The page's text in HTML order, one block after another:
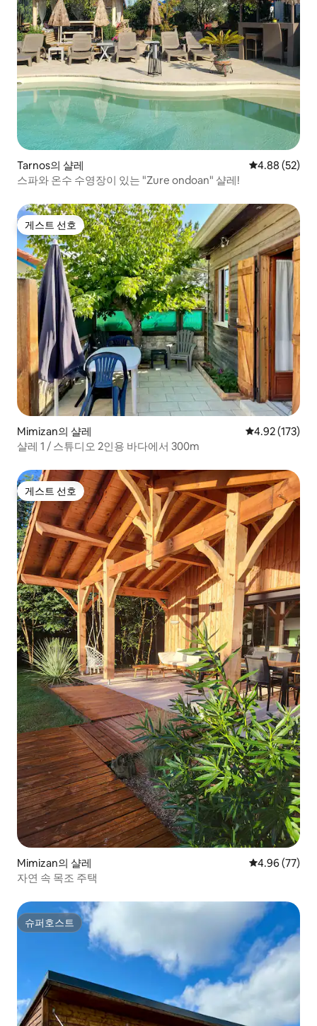
Tarnos의 샬레 평점 4.88점(5
4.88 (52)
스파와 온수 수영장이 있는 "Zure ondoan" 샬레!
게스트 선호
게스트 선호
Mimizan의 샬레 평점 4.92점(5
4.92 (173)
샬레 1 / 스튜디오 2인용 바다에서 300m
게스트 선호
게스트 선호
Mimizan의 샬레 평점 4.96점(5
4.96 (77)
자연 속 목조 주택
슈퍼호스트
슈퍼호스트